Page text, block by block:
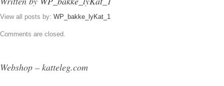
View all posts by: WP_bakke_lyKat_1
Comments are closed.
Webshop – katteleg.com